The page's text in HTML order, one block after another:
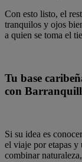
Con esto listo, el
tranquilos y ojos
a quien se toma el
Tu base
con
Si su idea es
el viaje por etapas y
combinar